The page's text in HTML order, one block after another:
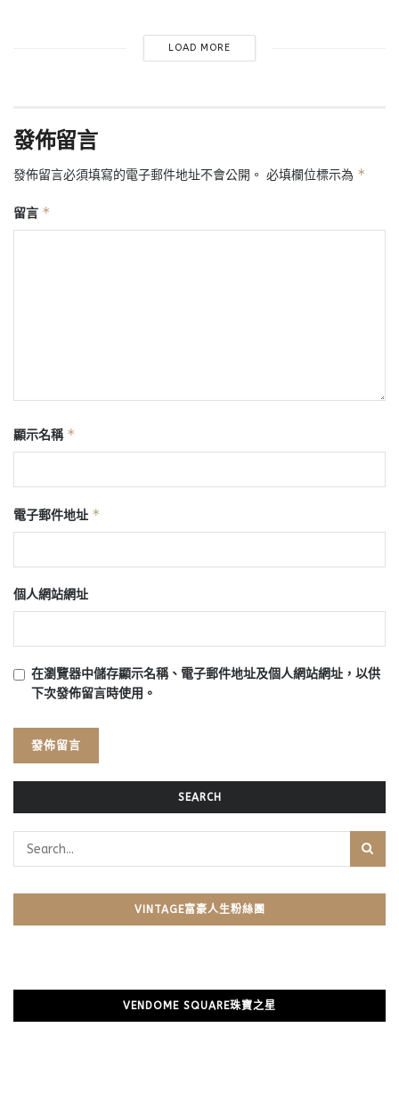
LOAD MORE
發佈留言
發佈留言必須填寫的電子郵件地址不會公開。 必填欄位標示為 *
留言 *
顯示名稱 *
電子郵件地址 *
個人網站網址
在瀏覽器中儲存顯示名稱、電子郵件地址及個人網站網址，以供
下次發佈留言時使用。
SEARCH
VINTAGE富豪人生粉絲團
VENDOME SQUARE珠寶之星